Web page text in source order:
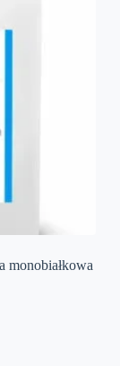
monobiałkowa